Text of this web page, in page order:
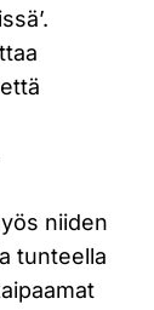
niiden
tunteella